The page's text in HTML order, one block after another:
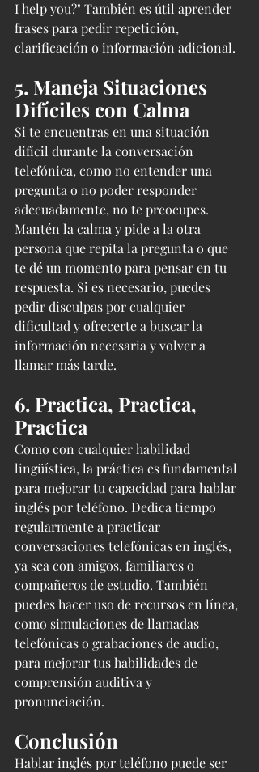
I help you?" También es útil aprender
frases para pedir repetición,
clarificación o información adicional.
5. Maneja Situaciones
Difíciles con Calma
Si te encuentras en una situación
difícil durante la conversación
telefónica, como no entender una
pregunta o no poder responder
adecuadamente, no te preocupes.
Mantén la calma y pide a la otra
persona que repita la pregunta o que
te dé un momento para pensar en tu
respuesta. Si es necesario, puedes
pedir disculpas por cualquier
dificultad y ofrecerte a buscar la
información necesaria y volver a
llamar más tarde.
6. Practica, Practica,
Practica
Como con cualquier habilidad
lingüística, la práctica es fundamental
para mejorar tu capacidad para hablar
inglés por teléfono. Dedica tiempo
regularmente a practicar
conversaciones telefónicas en inglés,
ya sea con amigos, familiares o
compañeros de estudio. También
puedes hacer uso de recursos en línea,
como simulaciones de llamadas
telefónicas o grabaciones de audio,
para mejorar tus habilidades de
comprensión auditiva y
pronunciación.
Conclusión
Hablar inglés por teléfono puede ser